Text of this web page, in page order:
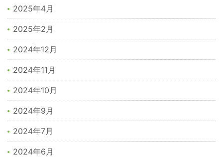
2025年4月
2025年2月
2024年12月
2024年11月
2024年10月
2024年9月
2024年7月
2024年6月